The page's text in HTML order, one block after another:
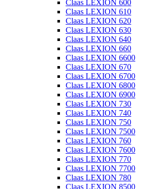
Claas LEXION 600
Claas LEXION 610
Claas LEXION 620
Claas LEXION 630
Claas LEXION 640
Claas LEXION 660
Claas LEXION 6600
Claas LEXION 670
Claas LEXION 6700
Claas LEXION 6800
Claas LEXION 6900
Claas LEXION 730
Claas LEXION 740
Claas LEXION 750
Claas LEXION 7500
Claas LEXION 760
Claas LEXION 7600
Claas LEXION 770
Claas LEXION 7700
Claas LEXION 780
Claas LEXION 8500